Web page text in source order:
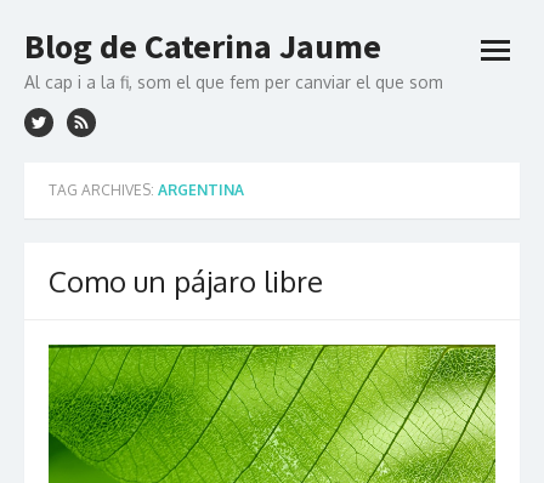
Blog de Caterina Jaume
Al cap i a la fi, som el que fem per canviar el que som
open
TAG ARCHIVES: ARGENTINA
Como un pájaro libre